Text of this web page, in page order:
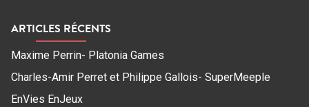
ARTICLES RÉCENTS
Maxime Perrin- Platonia Games
Charles-Amir Perret et Philippe Gallois- SuperMeeple
EnVies EnJeux